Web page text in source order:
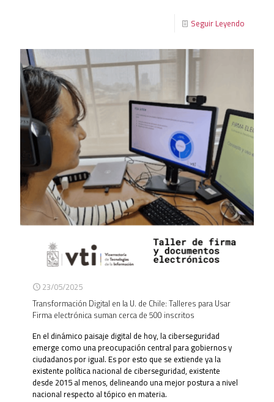
Seguir Leyendo
23/05/2025
Transformación Digital en la U. de Chile: Talleres para Usar
Firma electrónica suman cerca de 500 inscritos
En el dinámico paisaje digital de hoy, la ciberseguridad
emerge como una preocupación central para gobiernos y
ciudadanos por igual. Es por esto que se extiende ya la
existente política nacional de ciberseguridad, existente
desde 2015 al menos, delineando una mejor postura a nivel
nacional respecto al tópico en materia.